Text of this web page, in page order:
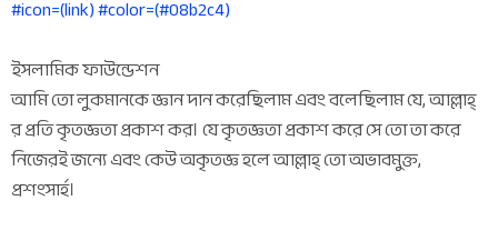
#icon=(link) #color=(#08b2c4)
ইসলামিক ফাউন্ডেশন
আমি তো লুকমানকে জ্ঞান দান করেছিলাম এবং বলেছিলাম যে, আল্লাহ্
র প্রতি কৃতজ্ঞতা প্রকাশ কর। যে কৃতজ্ঞতা প্রকাশ করে সে তো তা করে
নিজেরই জন্যে এবং কেউ অকৃতজ্ঞ হলে আল্লাহ্ তো অভাবমুক্ত,
প্রশংসার্হ।